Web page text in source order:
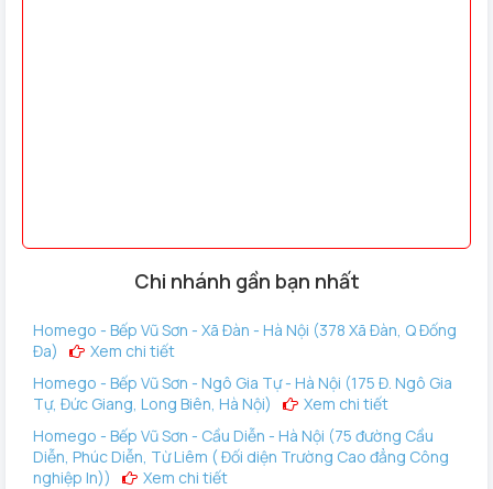
công nghệ Hàn Quốc với nhiều chức năng mới mẻ thu hút
người tiêu dùng, Đồng thời trải qua nhiều kiểm định nghiêm
ngặt trước khi đưa ra thị trường với nhiều ưu điểm sau:
Chi nhánh gần bạn nhất
Homego - Bếp Vũ Sơn - Xã Đàn - Hà Nội (378 Xã Đàn, Q Đống
Đa)
Xem chi tiết
Homego - Bếp Vũ Sơn - Ngô Gia Tự - Hà Nội (175 Đ. Ngô Gia
Tự, Đức Giang, Long Biên, Hà Nội)
Xem chi tiết
Homego - Bếp Vũ Sơn - Cầu Diễn - Hà Nội (75 đường Cầu
Diễn, Phúc Diễn, Từ Liêm ( Đối diện Trường Cao đẳng Công
nghiệp In))
Xem chi tiết